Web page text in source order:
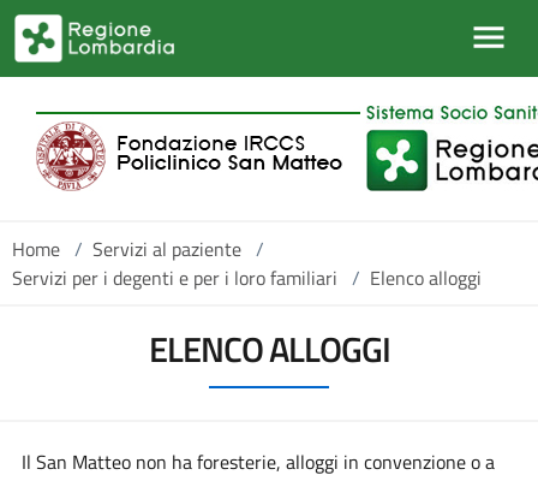
Salta al contenuto principale
Home / Servizi al paziente /
Servizi per i degenti e per i loro familiari / Elenco alloggi
ELENCO ALLOGGI
Il San Matteo non ha foresterie, alloggi in convenzione o a